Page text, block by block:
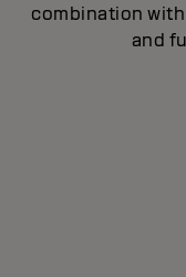
combination
and